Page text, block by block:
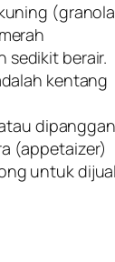
sedikit berair.
kentang
(appetaizer)
untuk